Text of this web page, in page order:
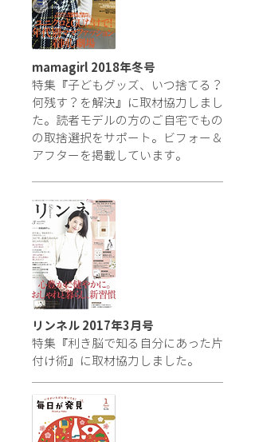
mamagirl 2018年冬号
特集『子どもグッズ、いつ捨てる？
何残す？を解決』に取材協力しまし
た。読者モデルの方のご自宅でもの
の取捨選択をサポート。ビフォー＆
アフターを掲載しています。
リンネル2017年3月号
特集『利き脳で知る自分にあった片
付け術』に取材協力しました。